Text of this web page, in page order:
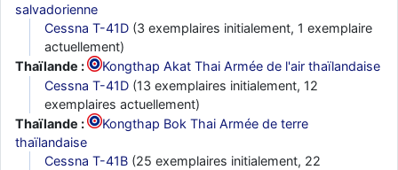
salvadorienne
Cessna T-41D (3 exemplaires initialement, 1 exemplaire
actuellement)
Thaïlande :
Kongthap Akat Thai Armée de l'air thaïlandaise
Cessna T-41D (13 exemplaires initialement, 12
exemplaires actuellement)
Thaïlande :
Kongthap Bok Thai Armée de terre
thaïlandaise
Cessna T-41B (25 exemplaires initialement, 22